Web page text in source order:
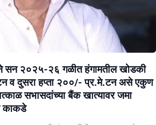
सन २०२५-२६ गळीत हंगामतील खोडकी
व दुसरा हप्ता २००/- प्र.मे.टन असे एकुण
सभासदांच्या बैंक खात्यावर जमा
काकडे